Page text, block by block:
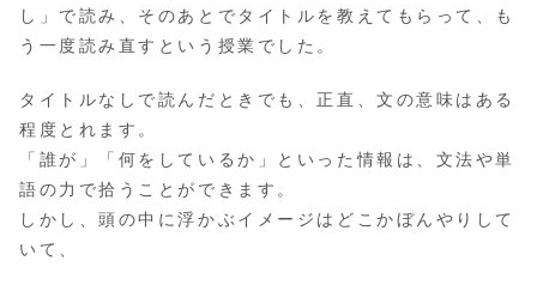
し」で読み、そのあとでタイトルを教えてもらって、も
う一度読み直すという授業でした。
タイトルなしで読んだときでも、正直、文の意味はある
程度とれます。
「誰が」「何をしているか」といった情報は、文法や単
語の力で拾うことができます。
しかし、頭の中に浮かぶイメージはどこかぼんやりして
いて、